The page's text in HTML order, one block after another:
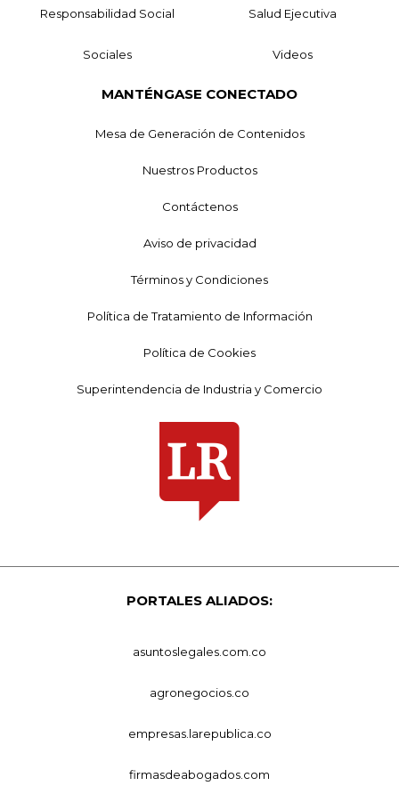
Responsabilidad Social Salud Ejecutiva
Sociales Videos
MANTÉNGASE CONECTADO
Mesa de Generación de Contenidos
Nuestros Productos
Contáctenos
Aviso de privacidad
Términos y Condiciones
Política de Tratamiento de Información
Política de Cookies
Superintendencia de Industria y Comercio
PORTALES ALIADOS:
asuntoslegales.com.co
agronegocios.co
empresas.larepublica.co
firmasdeabogados.com